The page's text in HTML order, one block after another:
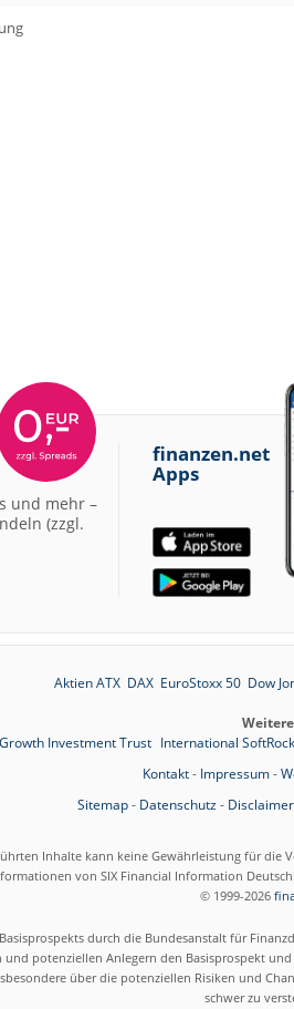
und mehr –
(zzgl.
finanzen.net
Apps
Aktien ATX DAX EuroStoxx 50 Dow
Investment Trust International
Kontakt- Impressum-
Sitemap- Datenschutz- Disclaimer
Inhalte kann keine Gewährleistung für die
von SIX Financial Information
© 1999-2026
durch die Bundesanstalt für
potenziellen Anlegern den Basisprospekt
über die potenziellen Risiken und
schwer zu